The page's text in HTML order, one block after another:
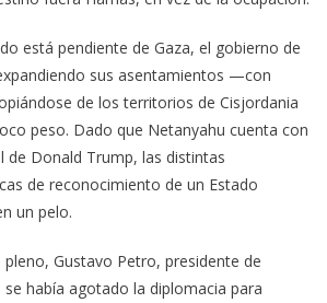
está pendiente de Gaza, el gobierno de
sus asentamientos —con
de los territorios de Cisjordania
peso. Dado que Netanyahu cuenta con
de Donald Trump, las distintas
de reconocimiento de un Estado
un pelo.
pleno, Gustavo Petro, presidente de
había agotado la diplomacia para